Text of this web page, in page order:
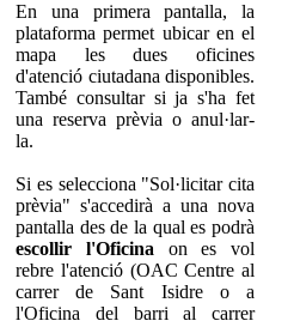
En una primera pantalla, la
plataforma permet ubicar en el
mapa les dues oficines
d'atenció ciutadana disponibles.
També consultar si ja s'ha fet
una reserva prèvia o anul·lar-
la.
Si es selecciona "Sol·licitar cita
prèvia" s'accedirà a una nova
pantalla des de la qual es podrà
escollir l'Oficina on es vol
rebre l'atenció (OAC Centre al
carrer de Sant Isidre o a
l'Oficina del barri al carrer